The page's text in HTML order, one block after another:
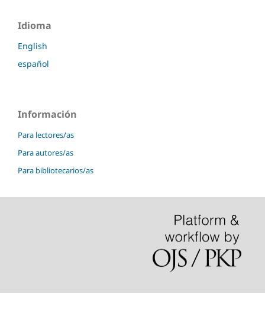
Idioma
English
español
Información
Para lectores/as
Para autores/as
Para bibliotecarios/as